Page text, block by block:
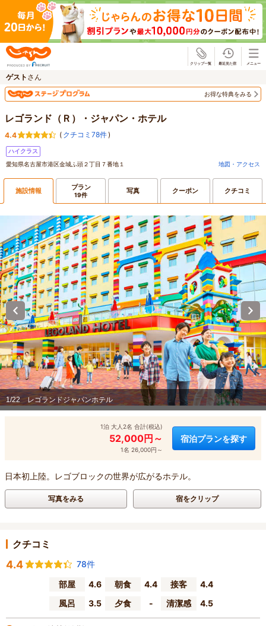
ゲスト さん
お得な特典をみる
レゴランド（Ｒ）・ジャパン・ホテル
4.4 ( クチコミ78件)
ハイクラス
愛知県名古屋市港区金城ふ頭２丁目７番地１
地図・アクセス
施設情報 プラン
19件 写真 クーポン クチコミ
1/22 レゴランドジャパンホテル
1泊 大人2名 合計(税込)
52,000円～
1名 26,000円～
宿泊プランを探す
日本初上陸。レゴブロックの世界が広がるホテル。
写真をみる 宿をクリップ
クチコミ
4.4
78件
部屋
4.6 朝食 4.4 接客
4.4
風呂
3.5 夕食 - 清潔感 4.5